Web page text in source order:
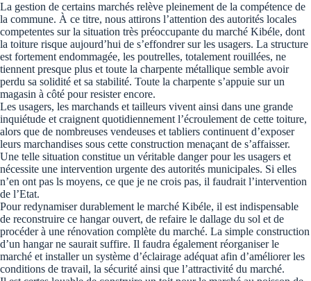
La gestion de certains marchés relève pleinement de la compétence de
la commune. À ce titre, nous attirons l’attention des autorités locales
competentes sur la situation très préoccupante du marché Kibéle, dont
la toiture risque aujourd’hui de s’effondrer sur les usagers. La structure
est fortement endommagée, les poutrelles, totalement rouillées, ne
tiennent presque plus et toute la charpente métallique semble avoir
perdu sa solidité et sa stabilité. Toute la charpente s’appuie sur un
magasin à côté pour resister encore.
Les usagers, les marchands et tailleurs vivent ainsi dans une grande
inquiétude et craignent quotidiennement l’écroulement de cette toiture,
alors que de nombreuses vendeuses et tabliers continuent d’exposer
leurs marchandises sous cette construction menaçant de s’affaisser.
Une telle situation constitue un véritable danger pour les usagers et
nécessite une intervention urgente des autorités municipales. Si elles
n’en ont pas ls moyens, ce que je ne crois pas, il faudrait l’intervention
de l’Etat.
Pour redynamiser durablement le marché Kibéle, il est indispensable
de reconstruire ce hangar ouvert, de refaire le dallage du sol et de
procéder à une rénovation complète du marché. La simple construction
d’un hangar ne saurait suffire. Il faudra également réorganiser le
marché et installer un système d’éclairage adéquat afin d’améliorer les
conditions de travail, la sécurité ainsi que l’attractivité du marché.